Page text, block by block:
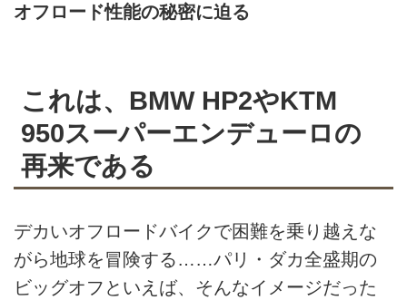
オフロード性能の秘密に迫る
これは、BMW HP2やKTM
950スーパーエンデューロの
再来である
デカいオフロードバイクで困難を乗り越えな
がら地球を冒険する……パリ・ダカ全盛期の
ビッグオフといえば、そんなイメージだった